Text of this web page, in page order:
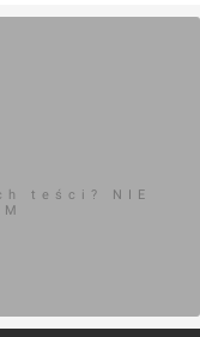
teści? NIE